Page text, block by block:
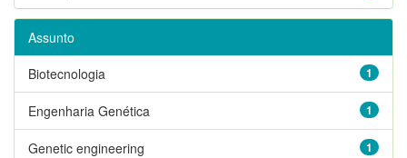
Assunto
1
Biotecnologia
1
Engenharia Genética
1
Genetic engineering